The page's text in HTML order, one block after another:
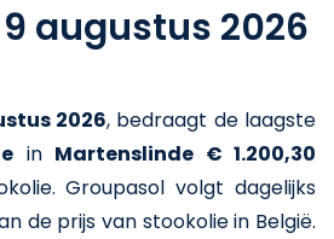
augustus 2026
2026, bedraagt de laagste
in Martenslinde € 1.200,30
. Groupasol volgt dagelijks
de prijs van stookolie in België.